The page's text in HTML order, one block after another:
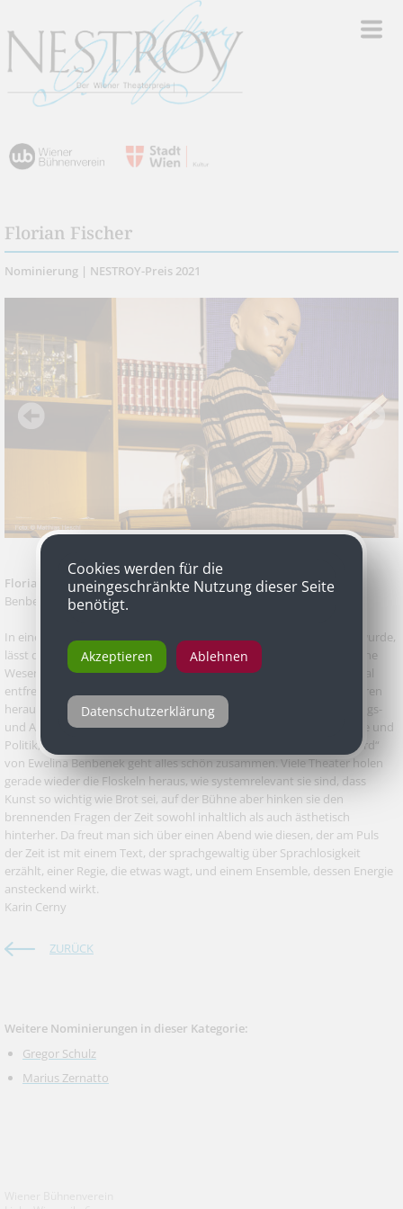
Florian Fischer
Nominierung | NESTROY-Preis 2021
Florian Fischerfür die Inszenierung „Tragödienbastard” von Ewe
Benbenek, Uraufführung, Schauspielhaus Wien
In einer hyperrealistischen Wohnung, die auf Willhaben erstanden wurde,
lässt der deutsche Regisseur Florian Fischer drei identische androgyne
Wesen auftreten, Aliens mit Latexmasken über dem Gesicht, maximal
entfremdet. Nach gut einem Drittel schälen sich drei sehr vitale Figuren
heraus, die alle eine junge Frau verkörpern, die gegen den Anpassungs-
und Aufstiegsdruck, der auf Migrantenkindern liegt, rebelliert. Poesie und
Politik, Theorie und Tanz, in dem Sprachoratorium „Tragödienbastard“
von Ewelina Benbenek geht alles schön zusammen. Viele Theater holen
gerade wieder die Floskeln heraus, wie systemrelevant sie sind, dass
Kunst so wichtig wie Brot sei, auf der Bühne aber hinken sie den
brennenden Fragen der Zeit sowohl inhaltlich als auch ästhetisch
hinterher. Da freut man sich über einen Abend wie diesen, der am Puls
der Zeit ist mit einem Text, der sprachgewaltig über Sprachlosigkeit
erzählt, einer Regie, die etwas wagt, und einem Ensemble, dessen Energie
ansteckend wirkt.
Karin Cerny
ZURÜCK
Weitere Nominierungen in dieser Kategorie:
Gregor Schulz
Marius Zernatto
Cookies werden für die
uneingeschränkte Nutzung dieser Seite
benötigt.
Akzeptieren Ablehnen
Datenschutzerklärung